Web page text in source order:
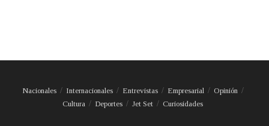
Nacionales Internacionales Entrevistas Empresarial
Opinión
Cultura
Deportes Jet Set Curiosidades